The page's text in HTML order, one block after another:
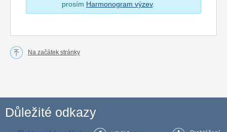
prosím Harmonogram výzev.
Na začátek stránky
Důležité odkazy